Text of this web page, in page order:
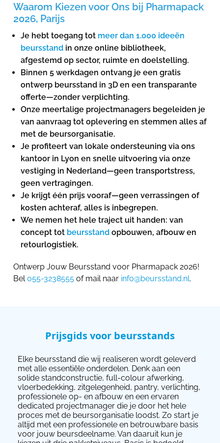
Waarom Kiezen voor Ons bij Pharmapack
2026, Parijs
Je hebt toegang tot meer dan 1.000 ideeën
beursstand in onze online bibliotheek,
afgestemd op sector, ruimte en doelstelling.
Binnen 5 werkdagen ontvang je een gratis
ontwerp beursstand in 3D en een transparante
offerte—zonder verplichting.
Onze meertalige projectmanagers begeleiden je
van aanvraag tot oplevering en stemmen alles af
met de beursorganisatie.
Je profiteert van lokale ondersteuning via ons
kantoor in Lyon en snelle uitvoering via onze
vestiging in Nederland—geen transportstress,
geen vertragingen.
Je krijgt één prijs vooraf—geen verrassingen of
kosten achteraf, alles is inbegrepen.
We nemen het hele traject uit handen: van
concept tot beursstand opbouwen, afbouw en
retourlogistiek.
Ontwerp Jouw Beursstand voor Pharmapack 2026!
Bel 055-3238555 of mail naar info@beursstand.nl.
Prijsgids voor beursstands
Elke beursstand die wij realiseren wordt geleverd
met alle essentiële onderdelen. Denk aan een
solide standconstructie, full-colour afwerking,
vloerbedekking, zitgelegenheid, pantry, verlichting,
professionele op- en afbouw en een ervaren
dedicated projectmanager die je door het hele
proces met de beursorganisatie loodst. Zo start je
altijd met een professionele en betrouwbare basis
voor jouw beursdeelname. Van daaruit kun je